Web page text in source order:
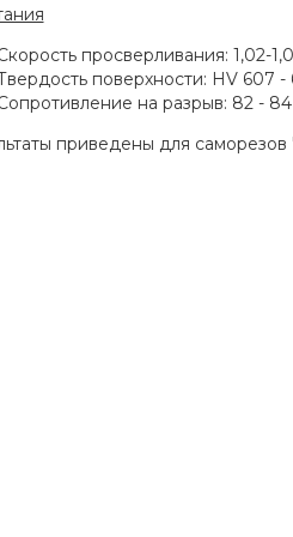
просверливания: 1,02-
поверхности: HV 607 -
на разрыв: 82 -
приведены для